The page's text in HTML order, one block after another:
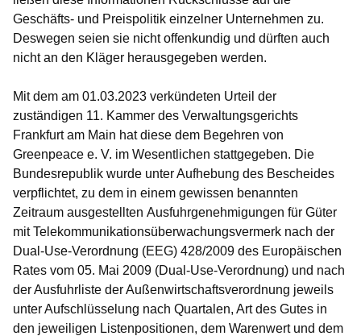
Geschäfts- und Preispolitik einzelner Unternehmen zu.
Deswegen seien sie nicht offenkundig und dürften auch
nicht an den Kläger herausgegeben werden.
Mit dem am 01.03.2023 verkündeten Urteil der
zuständigen 11. Kammer des Verwaltungsgerichts
Frankfurt am Main hat diese dem Begehren von
Greenpeace e. V. im Wesentlichen stattgegeben. Die
Bundesrepublik wurde unter Aufhebung des Bescheides
verpflichtet, zu dem in einem gewissen benannten
Zeitraum ausgestellten Ausfuhrgenehmigungen für Güter
mit Telekommunikationsüberwachungsvermerk nach der
Dual-Use-Verordnung (EEG) 428/2009 des Europäischen
Rates vom 05. Mai 2009 (Dual-Use-Verordnung) und nach
der Ausfuhrliste der Außenwirtschaftsverordnung jeweils
unter Aufschlüsselung nach Quartalen, Art des Gutes in
den jeweiligen Listenpositionen, dem Warenwert und dem